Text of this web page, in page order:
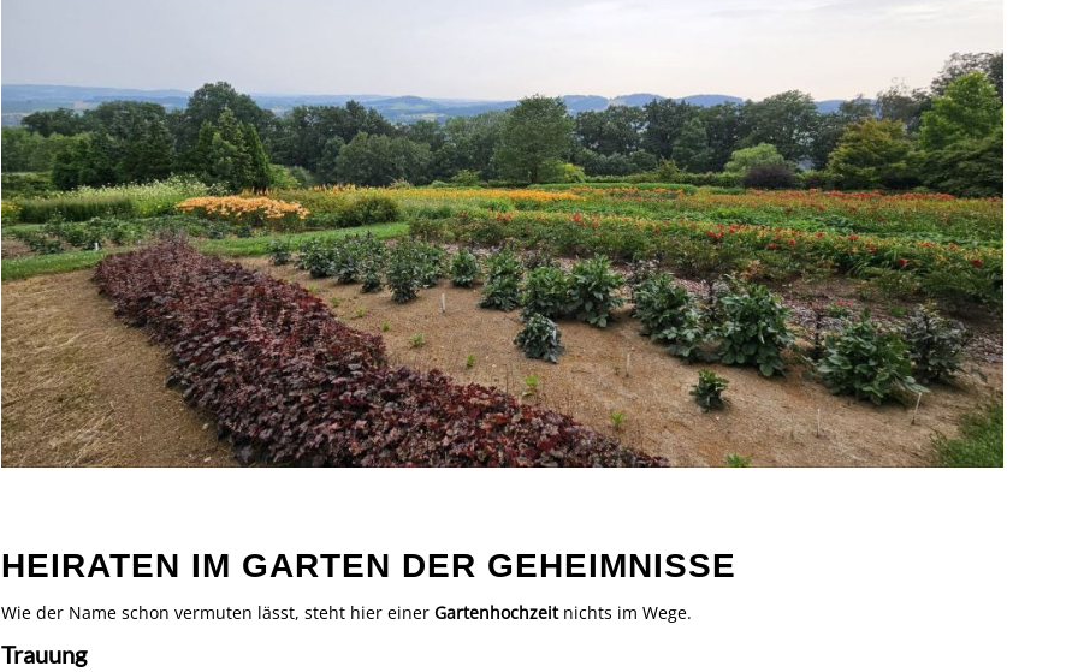
HEIRATEN IM GARTEN DER GEHEIMNISSE
Wie der Name schon vermuten lässt, steht hier einer Gartenhochzeitnichts im Wege.
Trauung